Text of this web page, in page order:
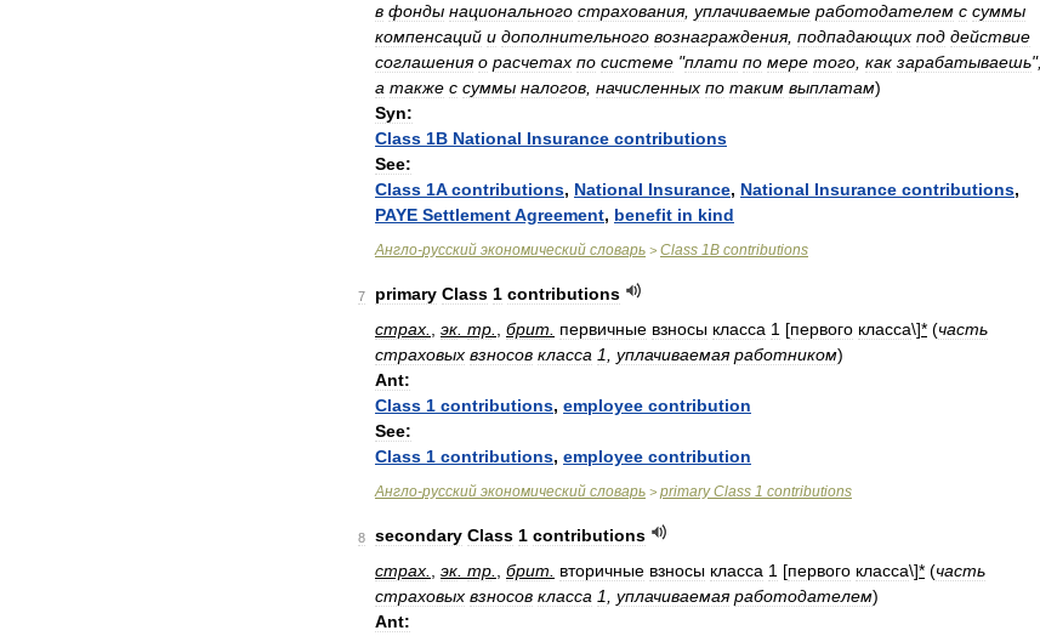
в фонды национального страхования, уплачиваемые работодателем с суммы
компенсаций и дополнительного вознаграждения, подпадающих под действие
соглашения о расчетах по системе "плати по мере того как зарабатываешь",
а также с суммы налогов начисленных по таким выплатам)
Syn:
Class 1B National Insurance contributions
See:
Class 1A contributions, National Insurance, National Insurance contributions,
PAYE SettlementAgreement, benefit in kind
Англо-русский экономический словарь > Class 1B contributions
7 primary Class 1 contributions
страх
эк тр брит первичные взносы класса 1 [первого класса\]* (часть
страховых взносов класса 1 уплачиваемая работником)
Ant:
Class 1 contributions, employee contribution
See:
Class 1 contributions, employee contribution
Англо-русский экономический словарь > primary Class 1 contributions
8 secondary Class 1 contributions
страх
эк тр брит вторичные взносы класса 1 [первого класса\]* (часть
страховых взносов класса 1 уплачиваемая работодателем)
Ant: